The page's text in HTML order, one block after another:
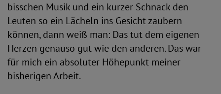
bisschen Musik und ein kurzer Schnack den
Leuten so ein Lächeln ins Gesicht zaubern
können, dann weiß man: Das tut dem eigenen
Herzen genauso gut wie den anderen. Das war
für mich ein absoluter Höhepunkt meiner
bisherigen Arbeit.